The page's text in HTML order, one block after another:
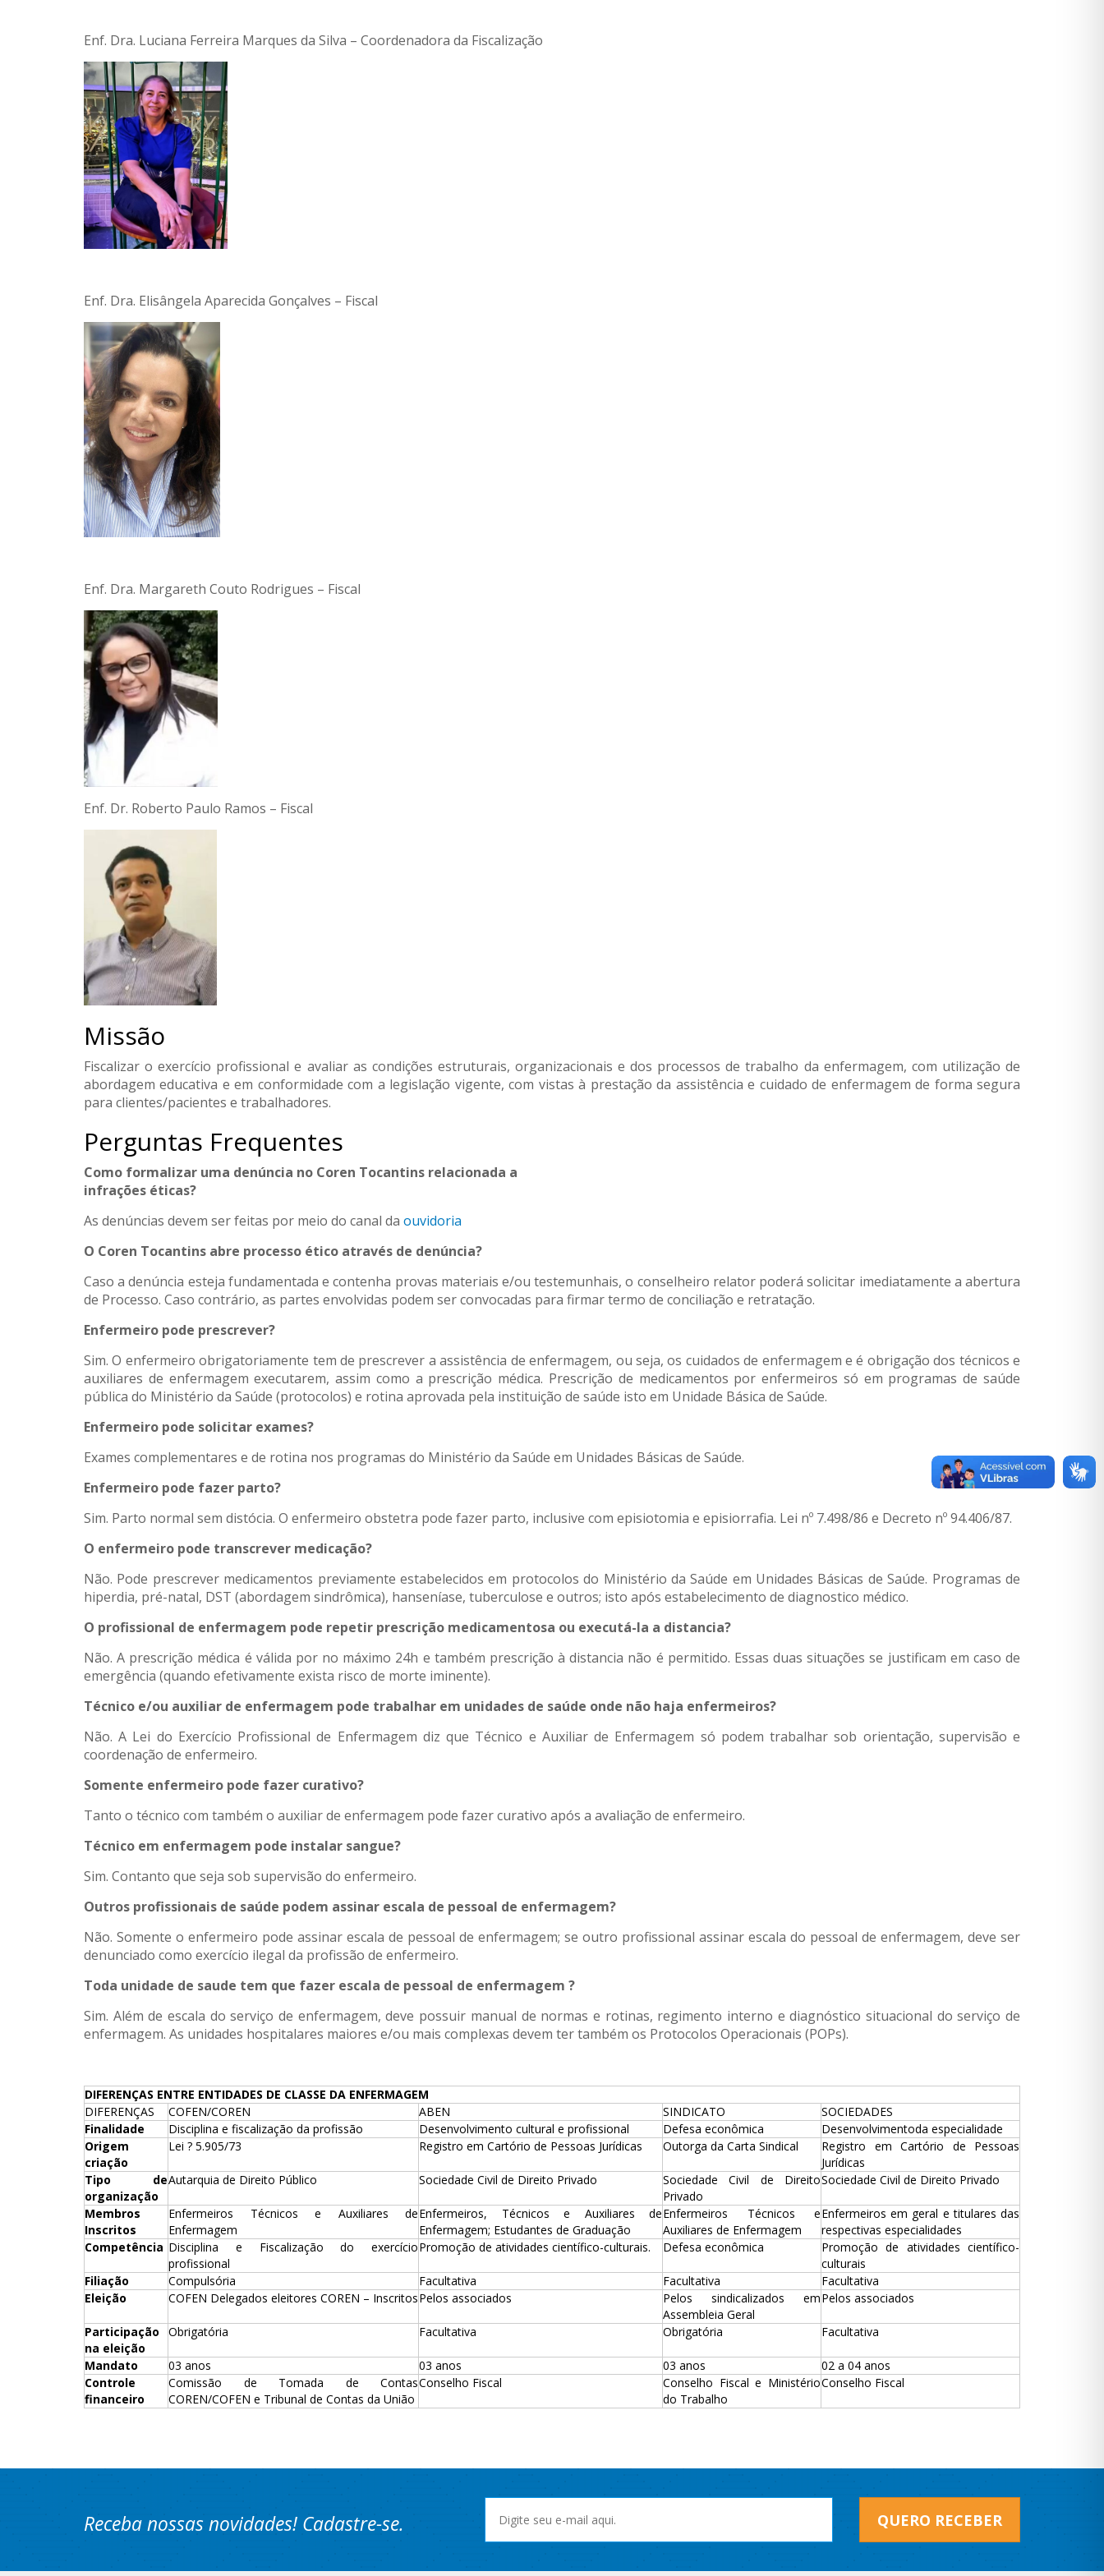
Enf. Dra. Luciana Ferreira Marques da Silva – Coordenadora da Fiscalização
Enf. Dra. Elisângela Aparecida Gonçalves – Fiscal
Enf. Dra. Margareth Couto Rodrigues – Fiscal
Enf. Dr. Roberto Paulo Ramos – Fiscal
Missão
Fiscalizar o exercício profissional e avaliar as condições estruturais, organizacionais e dos processos de trabalho da enfermagem, com utilização de
abordagem educativa e em conformidade com a legislação vigente, com vistas à prestação da assistência e cuidado de enfermagem de forma segura
para clientes/pacientes e trabalhadores.
Perguntas Frequentes
Como formalizar uma denúncia no Coren Tocantins relacionada a
infrações éticas?
As denúncias devem ser feitas por meio do canal da ouvidoria
O Coren Tocantins abre processo ético através de denúncia?
Caso a denúncia esteja fundamentada e contenha provas materiais e/ou testemunhais, o conselheiro relator poderá solicitar imediatamente a abertura
de Processo. Caso contrário, as partes envolvidas podem ser convocadas para firmar termo de conciliação e retratação.
Enfermeiro pode prescrever?
Sim. O enfermeiro obrigatoriamente tem de prescrever a assistência de enfermagem, ou seja, os cuidados de enfermagem e é obrigação dos técnicos e
auxiliares de enfermagem executarem, assim como a prescrição médica. Prescrição de medicamentos por enfermeiros só em programas de saúde
pública do Ministério da Saúde (protocolos) e rotina aprovada pela instituição de saúde isto em Unidade Básica de Saúde.
Enfermeiro pode solicitar exames?
Exames complementares e de rotina nos programas do Ministério da Saúde em Unidades Básicas de Saúde.
Enfermeiro pode fazer parto?
Sim. Parto normal sem distócia. O enfermeiro obstetra pode fazer parto, inclusive com episiotomia e episiorrafia. Lei nº 7.498/86 e Decreto nº 94.406/87.
O enfermeiro pode transcrever medicação?
Não. Pode prescrever medicamentos previamente estabelecidos em protocolos do Ministério da Saúde em Unidades Básicas de Saúde. Programas de
hiperdia, pré-natal, DST (abordagem sindrômica), hanseníase, tuberculose e outros; isto após estabelecimento de diagnostico médico.
O profissional de enfermagem pode repetir prescrição medicamentosa ou executá-la a distancia?
Não. A prescrição médica é válida por no máximo 24h e também prescrição à distancia não é permitido. Essas duas situações se justificam em caso de
emergência (quando efetivamente exista risco de morte iminente).
Técnico e/ou auxiliar de enfermagem pode trabalhar em unidades de saúde onde não haja enfermeiros?
Não. A Lei do Exercício Profissional de Enfermagem diz que Técnico e Auxiliar de Enfermagem só podem trabalhar sob orientação, supervisão e
coordenação de enfermeiro.
Somente enfermeiro pode fazer curativo?
Tanto o técnico com também o auxiliar de enfermagem pode fazer curativo após a avaliação de enfermeiro.
Técnico em enfermagem pode instalar sangue?
Sim. Contanto que seja sob supervisão do enfermeiro.
Outros profissionais de saúde podem assinar escala de pessoal de enfermagem?
Não. Somente o enfermeiro pode assinar escala de pessoal de enfermagem; se outro profissional assinar escala do pessoal de enfermagem, deve ser
denunciado como exercício ilegal da profissão de enfermeiro.
Toda unidade de saude tem que fazer escala de pessoal de enfermagem ?
Sim. Além de escala do serviço de enfermagem, deve possuir manual de normas e rotinas, regimento interno e diagnóstico situacional do serviço de
enfermagem. As unidades hospitalares maiores e/ou mais complexas devem ter também os Protocolos Operacionais (POPs).
DIFERENÇAS ENTRE ENTIDADES DE CLASSE DA ENFERMAGEM
DIFERENÇAS
COFEN/COREN ABEN SINDICATO
SOCIEDADES
Finalidade
Disciplina e fiscalização da profissão Desenvolvimento cultural e profissional Defesa econômica
Desenvolvimentoda especialidade
Origem
criação
Lei ? 5.905/73 Registro em Cartório de Pessoas Jurídicas Outorga da Carta Sindical
Registro em Cartório de Pessoas
Jurídicas
Tipo de
organização
Autarquia de Direito Público Sociedade Civil de Direito Privado
Sociedade Civil de Direito
Privado
Sociedade Civil de Direito Privado
Membros
Inscritos
Enfermeiros Técnicos e Auxiliares de
Enfermagem
Enfermeiros, Técnicos e Auxiliares de
Enfermagem; Estudantes de Graduação
Enfermeiros Técnicos e
Auxiliares de Enfermagem
Enfermeiros em geral e titulares das
respectivas especialidades
Competência Disciplina e Fiscalização do exercício
profissional
Promoção de atividades científico-culturais. Defesa econômica
Promoção de atividades científico-
culturais
Filiação
Compulsória Facultativa Facultativa
Facultativa
Eleição
COFEN Delegados eleitores COREN – InscritosPelos associados
Pelos sindicalizados em
Assembleia Geral
Pelos associados
Participação
na eleição
Obrigatória Facultativa Obrigatória Facultativa
Mandato 03 anos 03 anos 03 anos
02 a 04 anos
Controle
financeiro
Comissão de Tomada de Contas
COREN/COFEN e Tribunal de Contas da União
Conselho Fiscal
Conselho Fiscal e Ministério
do Trabalho
Conselho Fiscal
Receba nossas novidades! Cadastre-se. QUERO RECEBER